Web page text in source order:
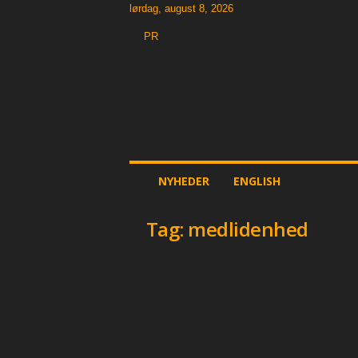
lørdag, august 8, 2026
PR
NYHEDER ENGLISH
Tag: medlidenhed